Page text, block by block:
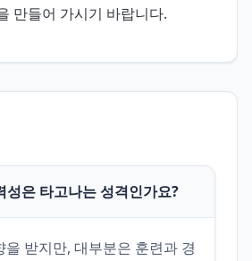
만들어 가시기 바랍니다.
성은 타고나는 성격인가요?
을 받지만, 대부분은 훈련과 경